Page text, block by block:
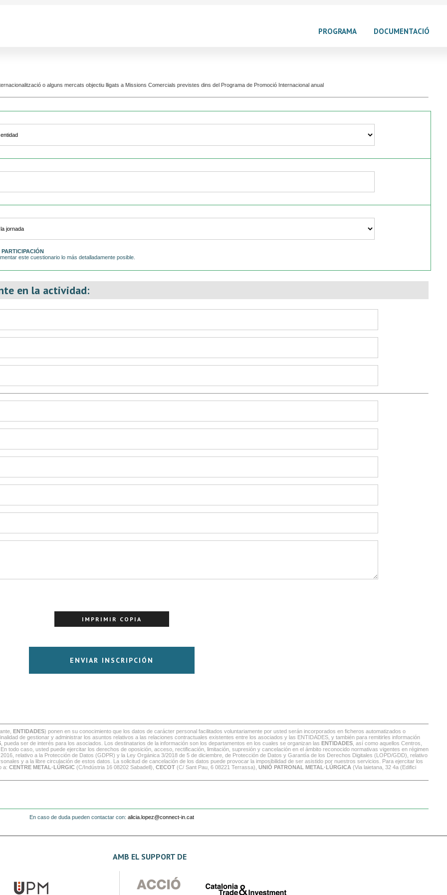
PROGRAMA DOCUMENTACIÓ
o alguns mercats objectiu lligats a Missions Comercials previstes dins del Programa de Promoció Internacional anual
este cuestionario lo más detalladamente posible.
en la actividad:
ENTIDADES) ponen en su conocimiento que los datos de carácter personal facilitados voluntariamente por usted serán incorporados en ficheros automatizados o
finalidad de gestionar y administrar los asuntos relativos a las relaciones contractuales existentes entre los asociados y las ENTIDADES, y también para remitirles información
, pueda ser de interés para los asociados. Los destinatarios de la información son los departamentos en los cuales se organizan las ENTIDADES , así como aquellos Centros,
todo caso, usted puede ejercitar los derechos de oposición, acceso, rectificación, limitación, supresión y cancelación en el ámbito reconocido normativas vigentes en régimen
relativo a la Protección de Datos (GDPR) y la Ley Orgánica 3/2018 de 5 de diciembre, de Protección de Datos y Garantía de los Derechos Digitales (LOPD/GDD), relativo
y a la libre circulación de estos datos. La solicitud de cancelación de los datos puede provocar la imposibilidad de ser asistido por nuestros servicios. Para ejercitar los
a: CENTRE METAL·LÚRGIC (C/Indústria 16 08202 Sabadell), CECOT (C/ Sant Pau, 6 08221 Terrassa), UNIÓ PATRONAL METAL·LÚRGICA (Via laietana, 32 4a (Edifici
En caso de duda pueden contactar con: alicia.lopez@connect-in.cat
AMB EL SUPPORT DE